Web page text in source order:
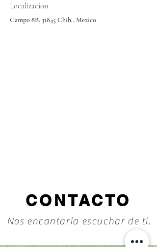
Localizacion
Campo 8B, 31845 Chih., Mexico
CONTACTO
Nos encantaría escuchar de ti.